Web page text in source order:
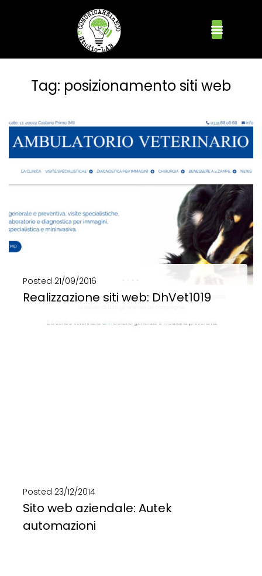
Tag: posizionamento siti web
Posted 21/09/2016
Realizzazione siti web: DhVet1019
Posted 23/12/2014
Sito web aziendale: Autek
automazioni